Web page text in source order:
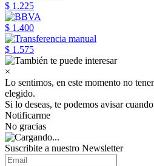
$ 1.225
$ 1.400
$ 1.575
×
Lo sentimos, en este momento no
elegido.
Si lo deseas, te podemos avisar
Notificarme
No gracias
Suscribite a nuestro Newsletter